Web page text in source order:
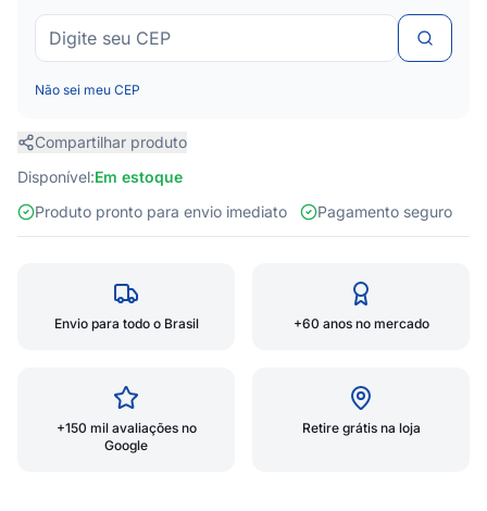
Não sei meu CEP
Compartilhar produto
Disponível:Em estoque
Produto pronto para envio imediato
Pagamento seguro
Envio para todo o Brasil +60 anos no mercado
+150 mil avaliações no
Google
Retire grátis na loja